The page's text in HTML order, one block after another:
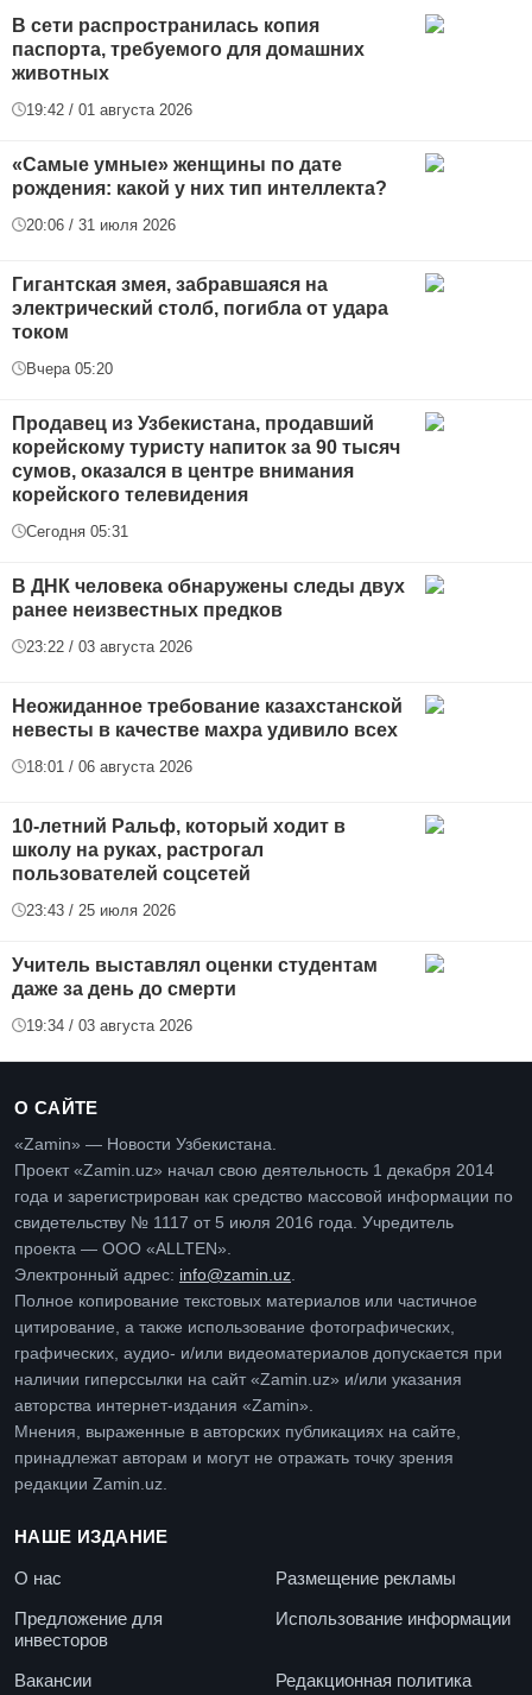
В сети распространилась копия
паспорта, требуемого для домашних
животных
19:42 / 01 августа 2026
«Самые умные» женщины по дате
рождения: какой у них тип интеллекта?
20:06 / 31 июля 2026
Гигантская змея, забравшаяся на
электрический столб, погибла от удара
током
Вчера 05:20
Продавец из Узбекистана, продавший
корейскому туристу напиток за 90 тысяч
сумов, оказался в центре внимания
корейского телевидения
Сегодня 05:31
В ДНК человека обнаружены следы двух
ранее неизвестных предков
23:22 / 03 августа 2026
Неожиданное требование казахстанской
невесты в качестве махра удивило всех
18:01 / 06 августа 2026
10-летний Ральф, который ходит в
школу на руках, растрогал
пользователей соцсетей
23:43 / 25 июля 2026
Учитель выставлял оценки студентам
даже за день до смерти
19:34 / 03 августа 2026
О САЙТЕ
«Zamin» — Новости Узбекистана.
Проект «Zamin.uz» начал свою деятельность 1 декабря 2014
года и зарегистрирован как средство массовой информации по
свидетельству № 1117 от 5 июля 2016 года. Учредитель
проекта — ООО «ALLTEN».
Электронный адрес: info@zamin.uz
Полное копирование текстовых материалов или частичное
цитирование, а также использование фотографических,
графических, аудио- и/или видеоматериалов допускается при
наличии гиперссылки на сайт «Zamin.uz» и/или указания
авторства интернет-издания «Zamin».
Мнения, выраженные в авторских публикациях на сайте,
принадлежат авторам и могут не отражать точку зрения
редакции Zamin.uz.
НАШЕ ИЗДАНИЕ
О нас
Размещение рекламы
Предложение для
инвесторов
Использование информации
Вакансии Редакционная политика